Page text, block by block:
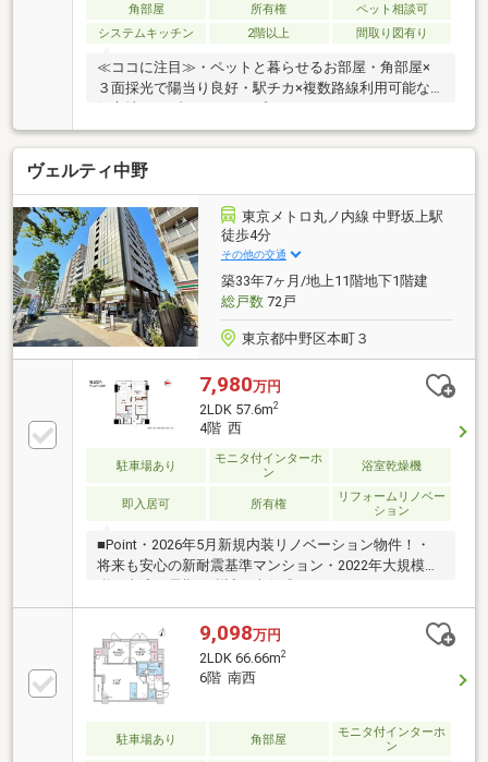
角部屋 所有権
ペット相談可
システムキッチン
2階以上 間取り図有り
≪ココに注目≫・ペットと暮らせるお部屋・角部屋×
３面採光で陽当り良好・駅チカ×複数路線利用可能な
都営大江戸線「西新宿五丁目」駅徒歩4分・丸ノ内線
「中野新橋」駅徒歩13分≪周辺環境≫・サミットスト
ア渋谷本町店 徒歩5分はじめての不動産購入も、お
住み替えもお任せください。将来設計に基づいたご提
案と豊かな実績で安心の住まい選びをサポートしま
す。＝＝＝＝＝＝＝＝＝＝＝＝＝＝＝＝＝＝＝＝＝＝
＝ 【今日これからの内見は】 03-5309-
2041【明日以降のご予約】は下のボタンから簡単にお
申込みいただけます。
ヴェルティ中野
東京メトロ丸ノ内線 中野坂上駅
徒歩4分
その他の交通
築33年7ヶ月/地上11階地下1階建
総戸数72戸
東京都中野区本町３
7,980万円
2LDK 57.6m2
4階 西
駐車場あり
モニタ付インターホ
ン
浴室乾燥機
即入居可 所有権
リフォームリノベー
ション
■Point・2026年5月新規内装リノベーション物件！・
将来も安心の新耐震基準マンション・2022年大規模修
防犯カメラ完備・食洗機・浴室乾燥機等充実の設備を
搭載！・全居室収納＋SICあり！■Access丸の内線・大
江戸線「中野坂上」駅…徒歩4分■Renovationキッチ
ン、浴室、トイレ、洗面台、フローリング、クロス、
建具、給湯器、エアコンなど生活利便施設が徒歩10分
です！現地、周辺環境の確認等含めご見学は随時承っ
9,098万円
2LDK 66.66m2
6階 南西
駐車場あり 角部屋
モニタ付インターホ
ン